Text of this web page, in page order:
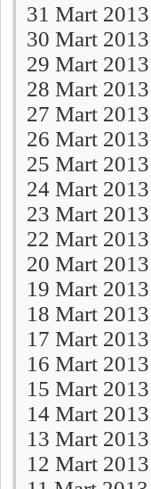
31 Mart
30 Mart
29 Mart
28 Mart
27 Mart
26 Mart
25 Mart
24 Mart
23 Mart
22 Mart
20 Mart
19 Mart
18 Mart
17 Mart
16 Mart
15 Mart
14 Mart
13 Mart
12 Mart